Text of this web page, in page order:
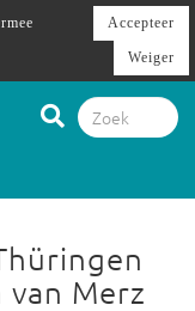
Merz
Accepteer
Weiger